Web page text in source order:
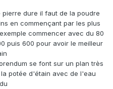
dure il faut de la poudre
en commençant par les plus
commencer avec du 80
puis 600 pour avoir le meilleur
se font sur un plan très
potée d'étain avec de l'eau